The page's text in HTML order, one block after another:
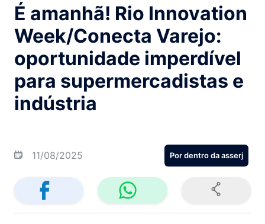
É amanhã! Rio Innovation
Week/Conecta Varejo:
oportunidade imperdível
para supermercadistas e
indústria
11/08/2025 Por dentro da asserj